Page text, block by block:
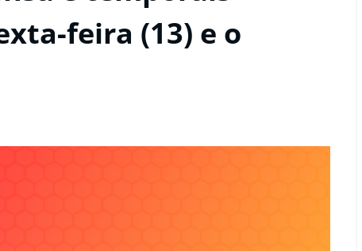
feira (13) e o